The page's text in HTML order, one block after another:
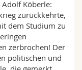
Köberle:
zurückkehrte,
dem Studium zu
zerbrochen! Der
politischen und